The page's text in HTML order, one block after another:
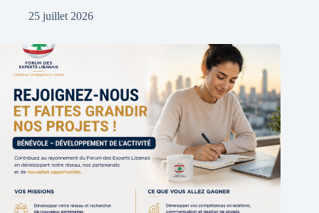
25 juillet 2026